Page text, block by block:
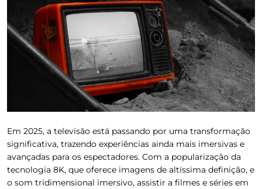
Em 2025, a televisão está passando por uma transformação
significativa, trazendo experiências ainda mais imersivas e
avançadas para os espectadores. Com a popularização da
tecnologia 8K, que oferece imagens de altíssima definição, e
o som tridimensional imersivo, assistir a filmes e séries em